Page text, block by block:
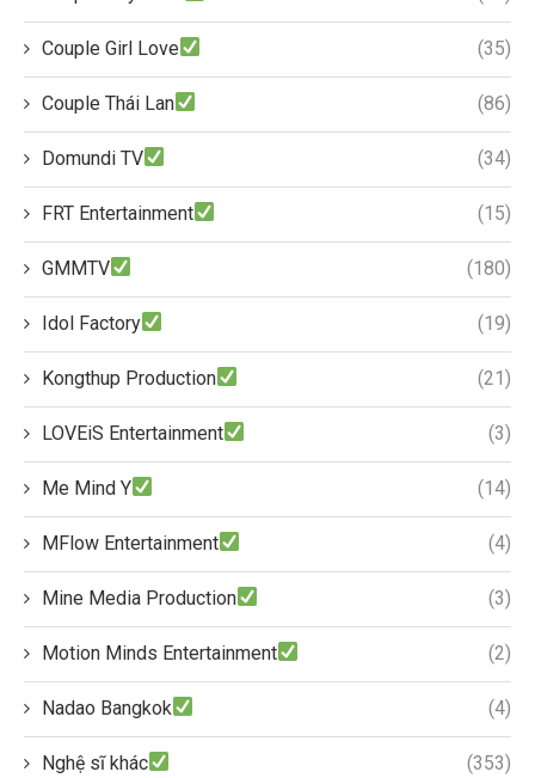
Couple Girl Love (35)
Couple Thái Lan (86)
Domundi TV (34)
FRT Entertainment (15)
GMMTV (180)
Idol Factory (19)
Kongthup Production (21)
LOVEiS Entertainment (3)
Me Mind Y (14)
MFlow Entertainment (4)
Mine Media Production (3)
Motion Minds Entertainment (2)
Nadao Bangkok (4)
Nghệ sĩ khác (353)